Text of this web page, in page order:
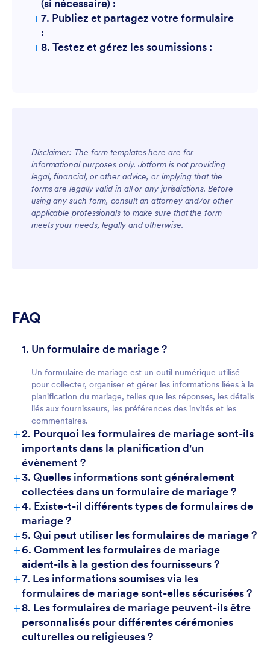
(si nécessaire) :
+7. Publiez et partagez votre formulaire
:
+8. Testez et gérez les soumissions :
Disclaimer: The form templates here are for
informational purposes only. Jotform is not providing
legal, financial, or other advice, or implying that the
forms are legally valid in all or any jurisdictions. Before
using any such form, consult an attorney and/or other
applicable professionals to make sure that the form
meets your needs, legally and otherwise.
FAQ
- 1. Un formulaire de mariage ?
Un formulaire de mariage est un outil numérique utilisé
pour collecter, organiser et gérer les informations liées à la
planification du mariage, telles que les réponses, les détails
liés aux fournisseurs, les préférences des invités et les
commentaires.
+2. Pourquoi les formulaires de mariage sont-ils
importants dans la planification d'un
évènement ?
+3. Quelles informations sont généralement
collectées dans un formulaire de mariage ?
+4. Existe-t-il différents types de formulaires de
mariage ?
+5. Qui peut utiliser les formulaires de mariage ?
+6. Comment les formulaires de mariage
aident-ils à la gestion des fournisseurs ?
+7. Les informations soumises via les
formulaires de mariage sont-elles sécurisées ?
+8. Les formulaires de mariage peuvent-ils être
personnalisés pour différentes cérémonies
culturelles ou religieuses ?